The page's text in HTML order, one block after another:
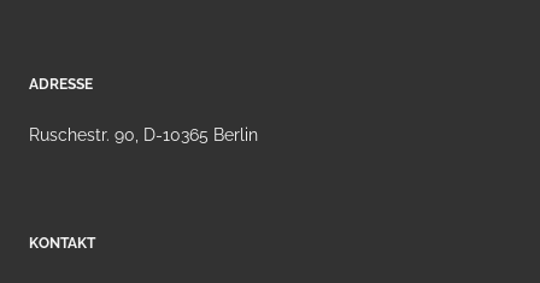
ADRESSE
Ruschestr. 90, D-10365 Berlin
KONTAKT